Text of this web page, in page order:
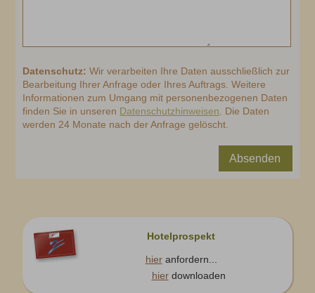
Datenschutz:Wir verarbeiten Ihre Daten ausschließlich zur
Bearbeitung Ihrer Anfrage oder Ihres Auftrags. Weitere
Informationen zum Umgang mit personenbezogenen Daten
finden Sie in unseren Datenschutzhinweisen. Die Daten
werden 24 Monate nach der Anfrage gelöscht.
Absenden
Hotelprospekt
hieranfordern...
hierdownloaden